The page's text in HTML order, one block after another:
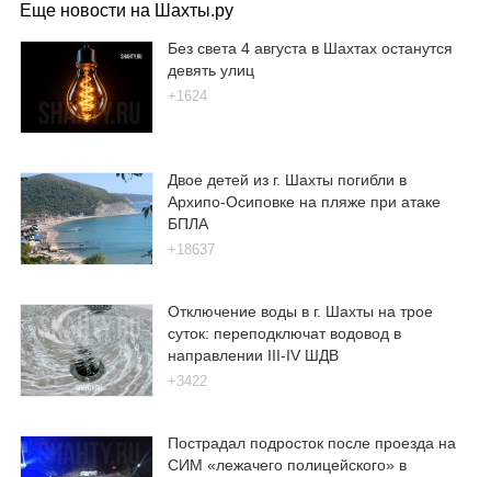
Еще новости на Шахты.ру
Без света 4 августа в Шахтах останутся
девять улиц
+1624
Двое детей из г. Шахты погибли в
Архипо-Осиповке на пляже при атаке
БПЛА
+18637
Отключение воды в г. Шахты на трое
суток: переподключат водовод в
направлении III-IV ШДВ
+3422
Пострадал подросток после проезда на
СИМ «лежачего полицейского» в